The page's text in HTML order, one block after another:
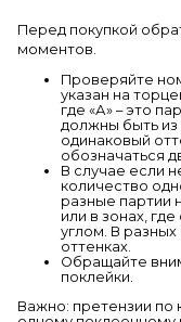
Перед покупкой
моментов.
Проверяйте
указан на
где «А» – это
должны быть из
одинаковый
обозначаться
В случае если
количество
разные партии
или в зонах,
углом. В
оттенках.
Обращайте
поклейки.
Важно: претензии по